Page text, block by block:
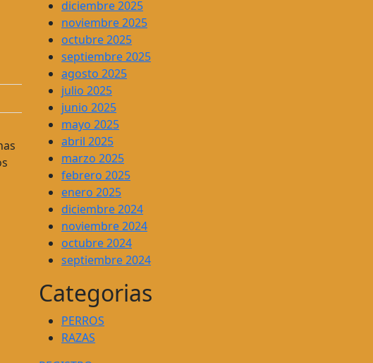
diciembre 2025
noviembre 2025
octubre 2025
septiembre 2025
agosto 2025
julio 2025
junio 2025
mayo 2025
abril 2025
marzo 2025
febrero 2025
enero 2025
diciembre 2024
noviembre 2024
octubre 2024
septiembre 2024
Categorias
PERROS
RAZAS